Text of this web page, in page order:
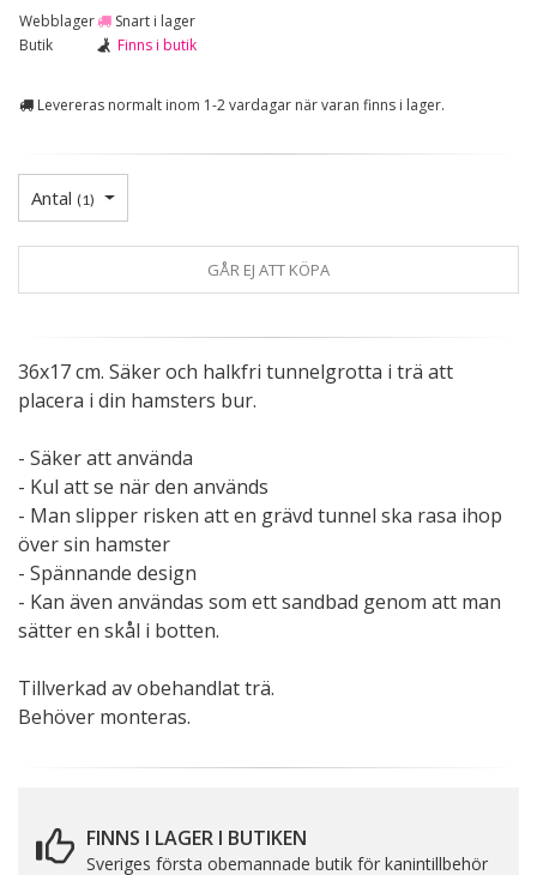
Webblager
Snart i lager
Butik
Finns i butik
Levereras normalt inom 1-2 vardagar när varan finns i lager.
Antal (1)
GÅR EJ ATT KÖPA
36x17 cm. Säker och halkfri tunnelgrotta i trä att
placera i din hamsters bur.
- Säker att använda
- Kul att se när den används
- Man slipper risken att en grävd tunnel ska rasa ihop
över sin hamster
- Spännande design
- Kan även användas som ett sandbad genom att man
sätter en skål i botten.
Tillverkad av obehandlat trä.
Behöver monteras.
FINNS I LAGER I BUTIKEN
Sveriges första obemannade butik för kanintillbehör